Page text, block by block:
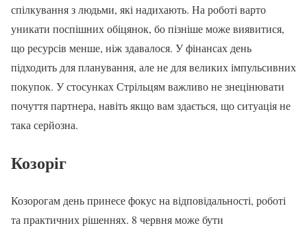
спілкування з людьми, які надихають. На роботі варто
уникати поспішних обіцянок, бо пізніше може виявитися,
що ресурсів менше, ніж здавалося. У фінансах день
підходить для планування, але не для великих імпульсивних
покупок. У стосунках Стрільцям важливо не знецінювати
почуття партнера, навіть якщо вам здається, що ситуація не
така серйозна.
Козоріг
Козорогам день принесе фокус на відповідальності, роботі
та практичних рішеннях. 8 червня може бути